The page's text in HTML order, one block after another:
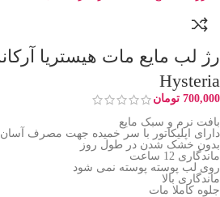
Hysteria
700,000 تومان
بافت نرم و سبک مایع
دارای اپلیکاتور با سر خمیده جهت مصرف آسان
بدون خشک شدن در طول روز
ماندگاری 12 ساعت
روی لب پوسته پوسته نمی شود
ماندگاری بالا
جلوه کاملا مات